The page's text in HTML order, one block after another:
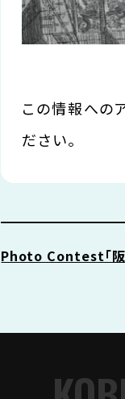
この情報への
ださい。
Photo Contest「阪